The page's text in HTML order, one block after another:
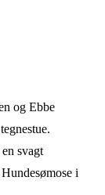
og Ebbe
svagt
i